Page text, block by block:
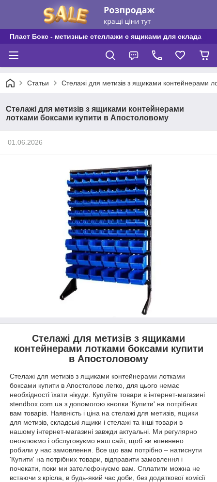
Пласт Бокс - метизные стеллажи с ящиками для склада
Статьи Стелажі для метизів з ящиками контейнерами
Стелажі для метизів з ящиками контейнерами
лотками боксами купити в Апостоловому
01.06.2026
Стелажі для метизів з ящиками
контейнерами лотками боксами купити
в Апостоловому
Стелажі для метизів з ящиками контейнерами лотками
боксами купити в Апостолове легко, для цього немає
необхідності їхати нікуди. Купуйте товари в інтернет-магазині
stendbox.com.ua з допомогою кнопки 'Купити' на потрібних
вам товарів. Наявність і ціна на стелажі для метизів, ящики
для метизів, складські ящики і стелажі та інші товари в
нашому інтернет-магазині завжди актуальні. Ми регулярно
оновлюємо і обслуговуємо наш сайт, щоб ви впевнено
робили у нас замовлення. Все що вам потрібно – натиснути
'Купити' на потрібних товари, відправити замовлення і
почекати, поки ми зателефонуємо вам. Сплатити можна не
встаючи з крісла, в будь-який час доби, без додаткової комісії